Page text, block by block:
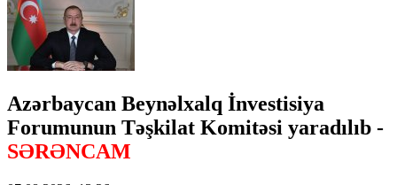
Azərbaycan Beynəlxalq İnvestisiya
Forumunun Təşkilat Komitəsi yaradılıb -
SƏRƏNCAM